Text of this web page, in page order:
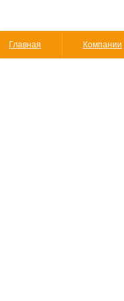
Главная Компании